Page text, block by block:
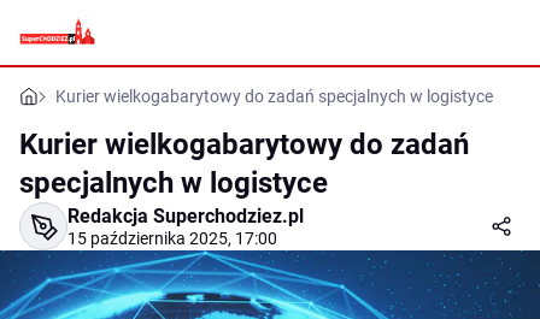
Kurier wielkogabarytowy do zadań specjalnych w logistyce
Kurier wielkogabarytowy do zadań
specjalnych w logistyce
Redakcja Superchodziez.pl
15 października 2025, 17:00